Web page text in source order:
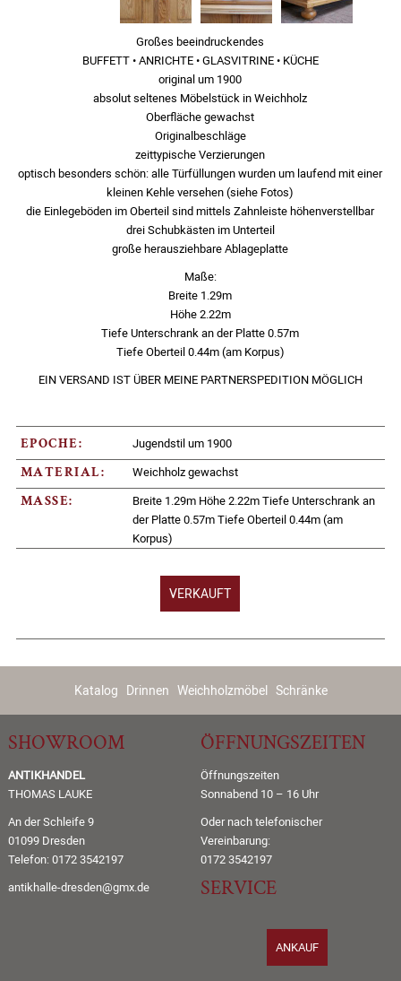
Großes beeindruckendes
BUFFETT • ANRICHTE • GLASVITRINE • KÜCHE
original um 1900
absolut seltenes Möbelstück in Weichholz
Oberfläche gewachst
Originalbeschläge
zeittypische Verzierungen
optisch besonders schön: alle Türfüllungen wurden um laufend mit einer
kleinen Kehle versehen (siehe Fotos)
die Einlegeböden im Oberteil sind mittels Zahnleiste höhenverstellbar
drei Schubkästen im Unterteil
große herausziehbare Ablageplatte
Maße:
Breite 1.29m
Höhe 2.22m
Tiefe Unterschrank an der Platte 0.57m
Tiefe Oberteil 0.44m (am Korpus)
EIN VERSAND IST ÜBER MEINE PARTNERSPEDITION MÖGLICH
EPOCHE: Jugendstil um 1900
MATERIAL: Weichholz gewachst
MASSE:
Breite 1.29m Höhe 2.22m Tiefe Unterschrank an
der Platte 0.57m Tiefe Oberteil 0.44m (am
Korpus)
VERKAUFT
Katalog Drinnen Weichholzmöbel Schränke
SHOWROOM
ANTIKHANDEL
THOMAS LAUKE
An der Schleife 9
01099 Dresden
Telefon: 0172 3542197
antikhalle-dresden@gmx.de
ÖFFNUNGSZEITEN
Öffnungszeiten
Sonnabend 10 – 16 Uhr
Oder nach telefonischer
Vereinbarung:
0172 3542197
SERVICE
ANKAUF